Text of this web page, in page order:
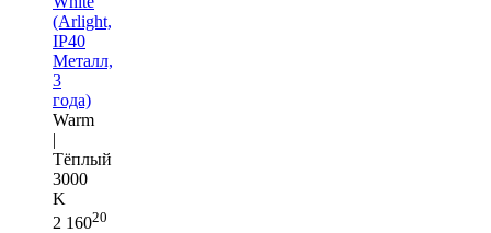
(Arlight,
IP40
Металл,
3
года)
Warm
|
Тёплый
3000
K
2 16020